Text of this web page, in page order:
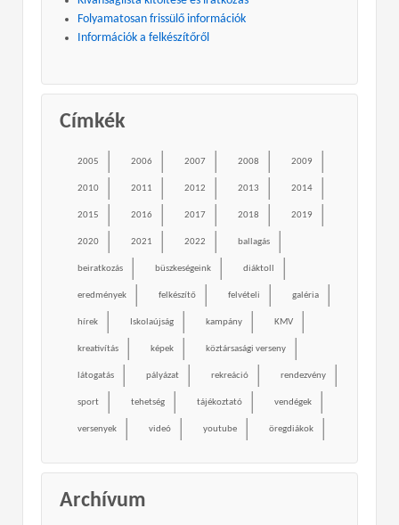
Folyamatosan frissülő információk
Információk a felkészítőről
Címkék
2005 2006 2007 2008 2009
2010 2011 2012 2013 2014
2015 2016 2017 2018 2019
2020 2021 2022 ballagás
beiratkozás büszkeségeink diáktoll
eredmények felkészítő felvételi galéria
hírek Iskolaújság kampány KMV
kreativítás képek köztársasági verseny
látogatás pályázat rekreáció rendezvény
sport tehetség tájékoztató vendégek
versenyek videó youtube öregdiákok
Archívum